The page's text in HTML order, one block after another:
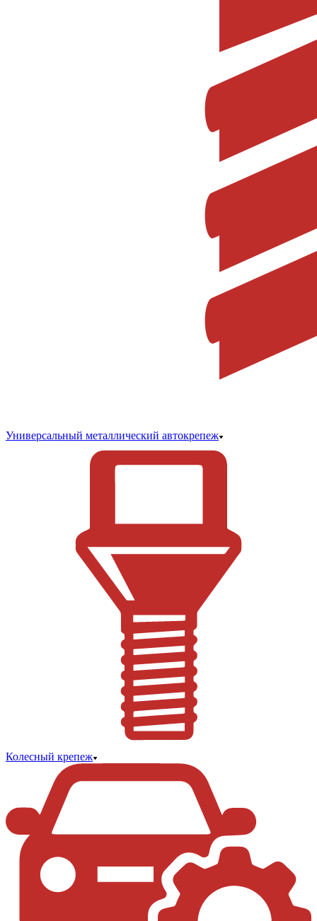
Универсальный металлический автокрепеж
Колесный крепеж